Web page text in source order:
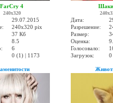
FarCry 4
240x320
29.07.2015
240x320 pix
37 Кб
8.5
6
0 (1) | 1173
Дата:
Разрешение:
Размер:
Оценка:
Голосовало:
Загрузок:
0